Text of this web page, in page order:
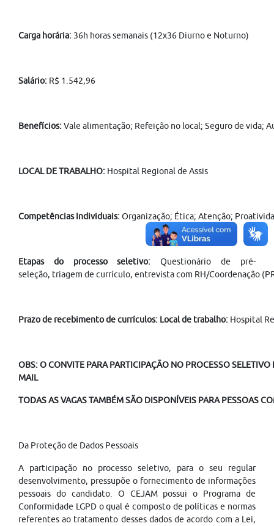
Carga horária: 36h horas semanais (12x36 Diurno e Noturno)
Salário: R$ 1.542,96
Benefícios:Vale alimentação; Refeição no local; Seguro de vida;
LOCAL DE TRABALHO: Hospital Regional de Assis
Competências Individuais:Organização; Ética; Atenção;
Etapas do processo seletivo: Questionário de pré-
seleção, triagem de currículo, entrevista com RH/Coordenação
Prazo de recebimento de currículos: Local de trabalho: Hospital
OBS: O CONVITE PARA PARTICIPAÇÃO NO PROCESSO SELETIVO
MAIL
TODAS AS VAGAS TAMBÉM SÃO DISPONÍVEIS PARA PESSOAS
Da Proteção de Dados Pessoais
A participação no processo seletivo, para o seu regular
desenvolvimento, pressupõe o fornecimento de informações
pessoais do candidato. O CEJAM possui o Programa de
Conformidade LGPD o qual é composto de políticas e normas
referentes ao tratamento desses dados de acordo com a Lei,